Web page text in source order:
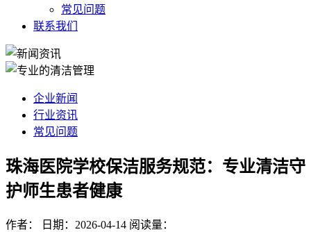
常见问题
联系我们
企业新闻
行业资讯
常见问题
珠海医院学校保洁服务规范：专业清洁守
护师生患者健康
作者： 日期：2026-04-14 阅读量：